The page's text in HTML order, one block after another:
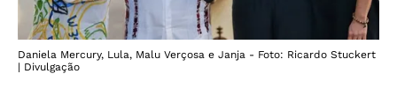
Daniela Mercury, Lula, Malu Verçosa e Janja - Foto: Ricardo Stuckert
| Divulgação